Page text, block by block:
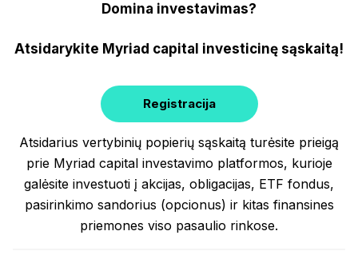
Domina investavimas?
Atsidarykite Myriad capital investicinę sąskaitą!
Registracija
Atsidarius vertybinių popierių sąskaitą turėsite prieigą
prie Myriad capital investavimo platformos, kurioje
galėsite investuoti į akcijas, obligacijas, ETF fondus,
pasirinkimo sandorius (opcionus) ir kitas finansines
priemones viso pasaulio rinkose.